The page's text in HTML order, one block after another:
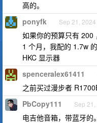
高的。
ponyfk Sep 21, 2024
如果你的预算只有 200
1 个月，我配的 1.7w
HKC 显示器
spenceralex61411
之前买过漫步者
PbCopy111 Sep
电吉他音箱，带蓝牙的。